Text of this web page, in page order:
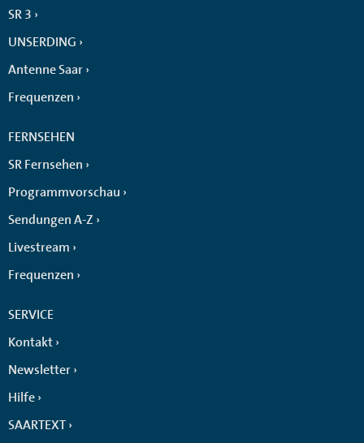
SR 3
UNSERDING
Antenne Saar
Frequenzen
FERNSEHEN
SR Fernsehen
Programmvorschau
Sendungen A-Z
Livestream
Frequenzen
SERVICE
Kontakt
Newsletter
Hilfe
SAARTEXT